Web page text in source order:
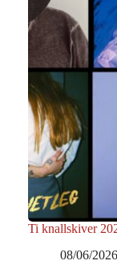
Ti knallskiver
08/06/2026